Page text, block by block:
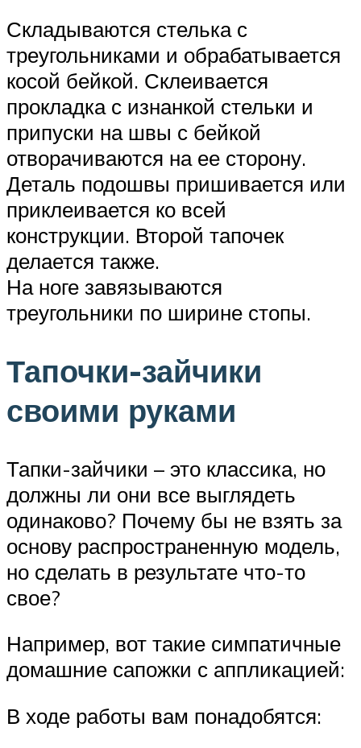
Складываются стелька с
треугольниками и обрабатывается
косой бейкой. Склеивается
прокладка с изнанкой стельки и
припуски на швы с бейкой
отворачиваются на ее сторону.
Деталь подошвы пришивается или
приклеивается ко всей
конструкции. Второй тапочек
делается также.
На ноге завязываются
треугольники по ширине стопы.
Тапочки-зайчики
своими руками
Тапки-зайчики – это классика, но
должны ли они все выглядеть
одинаково? Почему бы не взять за
основу распространенную модель,
но сделать в результате что-то
свое?
Например, вот такие симпатичные
домашние сапожки с аппликацией:
В ходе работы вам понадобятся: